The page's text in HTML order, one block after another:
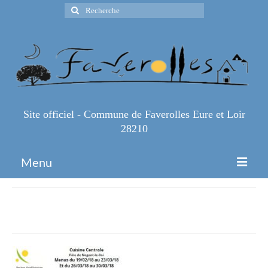
Rechercher
:
Site officiel - Commune de Faverolles Eure et Loir
28210
Menu
Infos Pratiques